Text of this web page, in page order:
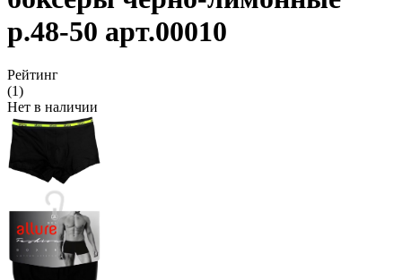
р.48-50 арт.00010
Рейтинг
(1)
Нет в наличии